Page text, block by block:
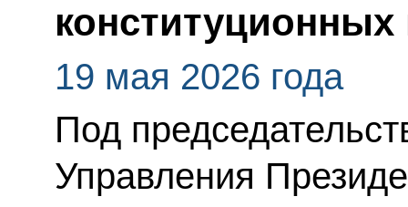
19 мая 2026 года
Под
Управления